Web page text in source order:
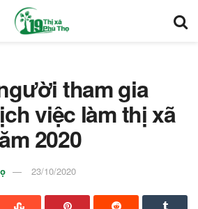
tham gia
việc làm thị xã
2020
23/10/2020